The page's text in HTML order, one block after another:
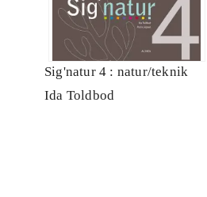
Sig'natur 4 : natur/teknik
Ida Toldbod